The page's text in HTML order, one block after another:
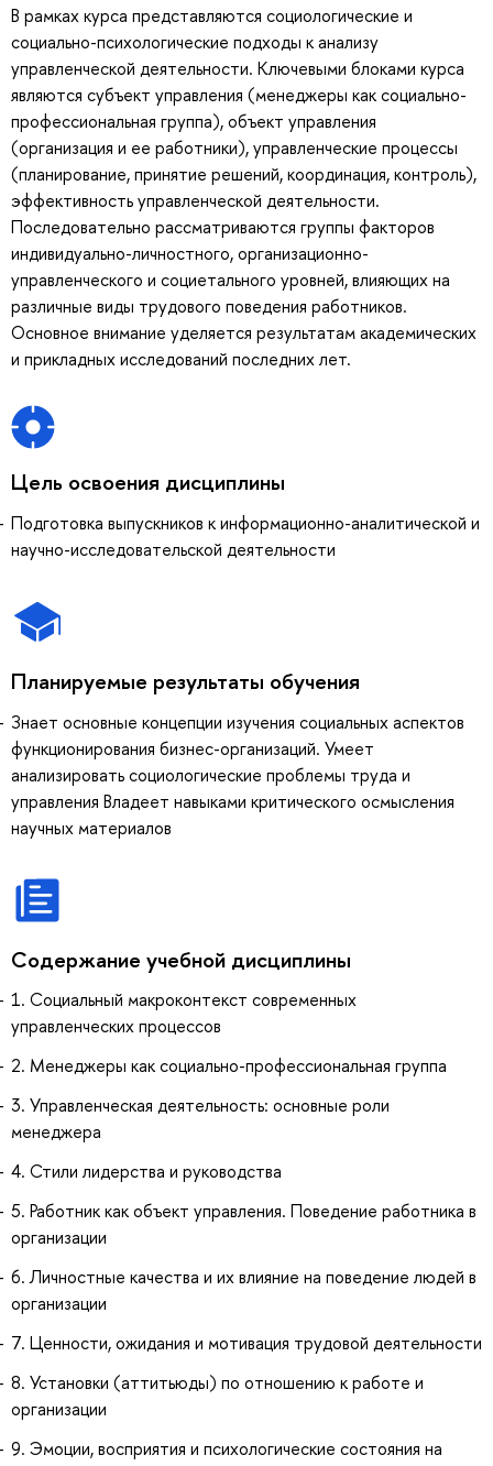
В рамках курса представляются социологические и
социально-психологические подходы к анализу
управленческой деятельности. Ключевыми блоками курса
являются субъект управления (менеджеры как социально-
профессиональная группа), объект управления
(организация и ее работники), управленческие процессы
(планирование, принятие решений, координация, контроль),
эффективность управленческой деятельности.
Последовательно рассматриваются группы факторов
индивидуально-личностного, организационно-
управленческого и социетального уровней, влияющих на
различные виды трудового поведения работников.
Основное внимание уделяется результатам академических
и прикладных исследований последних лет.
Цель освоения дисциплины
Подготовка выпускников к информационно-аналитической и
научно-исследовательской деятельности
Планируемые результаты обучения
Знает основные концепции изучения социальных аспектов
функционирования бизнес-организаций. Умеет
анализировать социологические проблемы труда и
управления Владеет навыками критического осмысления
научных материалов
Содержание учебной дисциплины
1. Социальный макроконтекст современных
управленческих процессов
2. Менеджеры как социально-профессиональная группа
3. Управленческая деятельность: основные роли
менеджера
4. Стили лидерства и руководства
5. Работник как объект управления. Поведение работника в
организации
6. Личностные качества и их влияние на поведение людей в
организации
7. Ценности, ожидания и мотивация трудовой деятельности
8. Установки (аттитьюды) по отношению к работе и
организации
9. Эмоции, восприятия и психологические состояния на